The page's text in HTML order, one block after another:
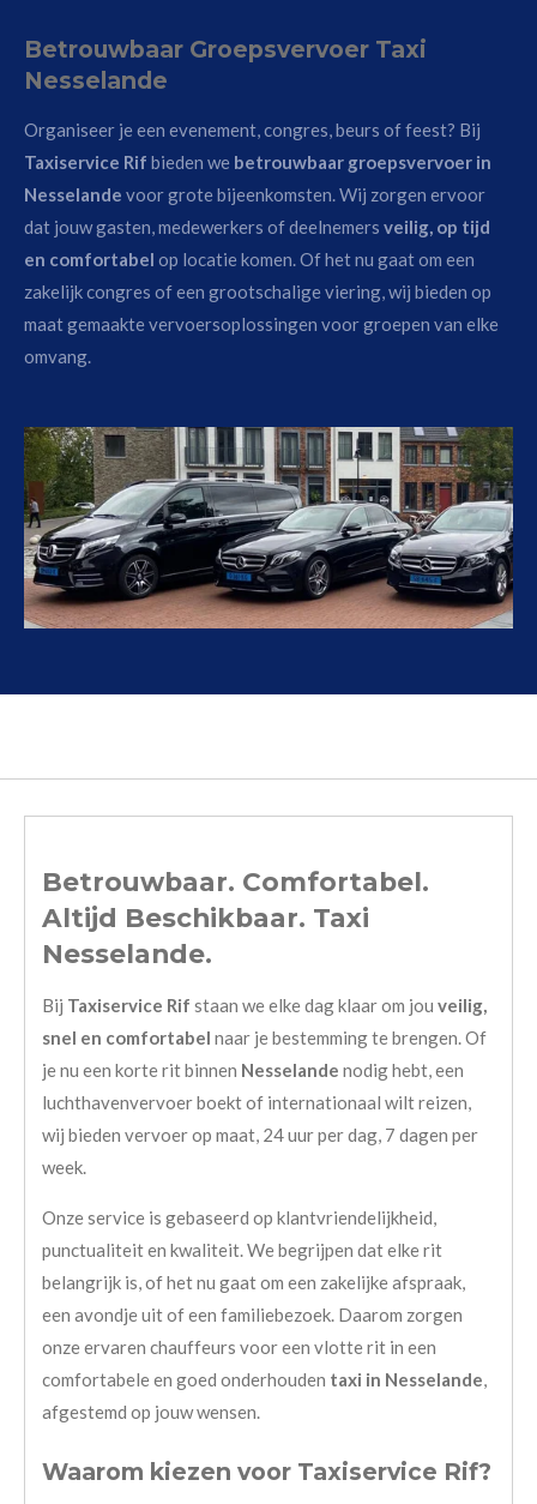
Betrouwbaar Groepsvervoer Taxi
Nesselande
Organiseer je een evenement, congres, beurs of feest? Bij
Taxiservice Rif bieden we betrouwbaar groepsvervoer in
Nesselande voor grote bijeenkomsten. Wij zorgen ervoor
dat jouw gasten, medewerkers of deelnemers veilig, op tijd
en comfortabel op locatie komen. Of het nu gaat om een
zakelijk congres of een grootschalige viering, wij bieden op
maat gemaakte vervoersoplossingen voor groepen van elke
omvang.
Betrouwbaar. Comfortabel.
Altijd Beschikbaar. Taxi
Nesselande.
Bij Taxiservice Rif staan we elke dag klaar om jou veilig,
snel en comfortabel naar je bestemming te brengen. Of
je nu een korte rit binnen Nesselande nodig hebt, een
luchthavenvervoer boekt of internationaal wilt reizen,
wij bieden vervoer op maat, 24 uur per dag, 7 dagen per
week.
Onze service is gebaseerd op klantvriendelijkheid,
punctualiteit en kwaliteit. We begrijpen dat elke rit
belangrijk is, of het nu gaat om een zakelijke afspraak,
een avondje uit of een familiebezoek. Daarom zorgen
onze ervaren chauffeurs voor een vlotte rit in een
comfortabele en goed onderhouden taxi in Nesselande,
afgestemd op jouw wensen.
Waarom kiezen voor Taxiservice Rif?